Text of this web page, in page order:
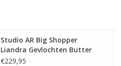
Studio AR Big Shopper
Liandra Gevlochten Butter
€229,95